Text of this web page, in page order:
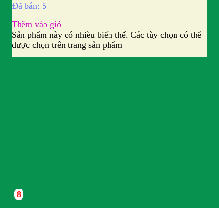
Đã bán: 5
Thêm vào giỏ
Sản phẩm này có nhiều biến thể. Các tùy chọn có thể
được chọn trên trang sản phẩm
8